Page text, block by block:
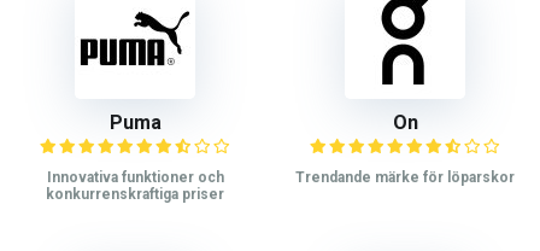
Puma
Innovativa funktioner och
konkurrenskraftiga priser
On
Trendande märke för löparskor